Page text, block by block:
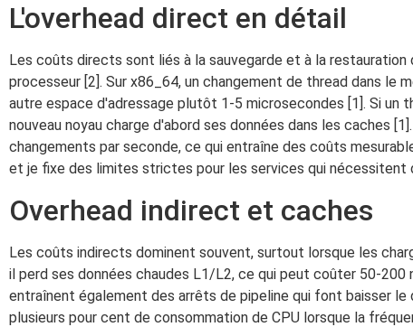
L'overhead direct en détail
Les coûts directs sont liés à la sauvegarde et à la
processeur [2]. Sur x86_64, un changement de thread dans le
autre espace d'adressage plutôt 1-5 microsecondes [1]. Si un
nouveau noyau charge d'abord ses données dans les caches
changements par seconde, ce qui entraîne des coûts
et je fixe des limites strictes pour les services qui nécessitent
Overhead indirect et caches
Les coûts indirects dominent souvent, surtout lorsque les
il perd ses données chaudes L1/L2, ce qui peut coûter 50-
entraînent également des arrêts de pipeline qui font baisser
plusieurs pour cent de consommation de CPU lorsque la